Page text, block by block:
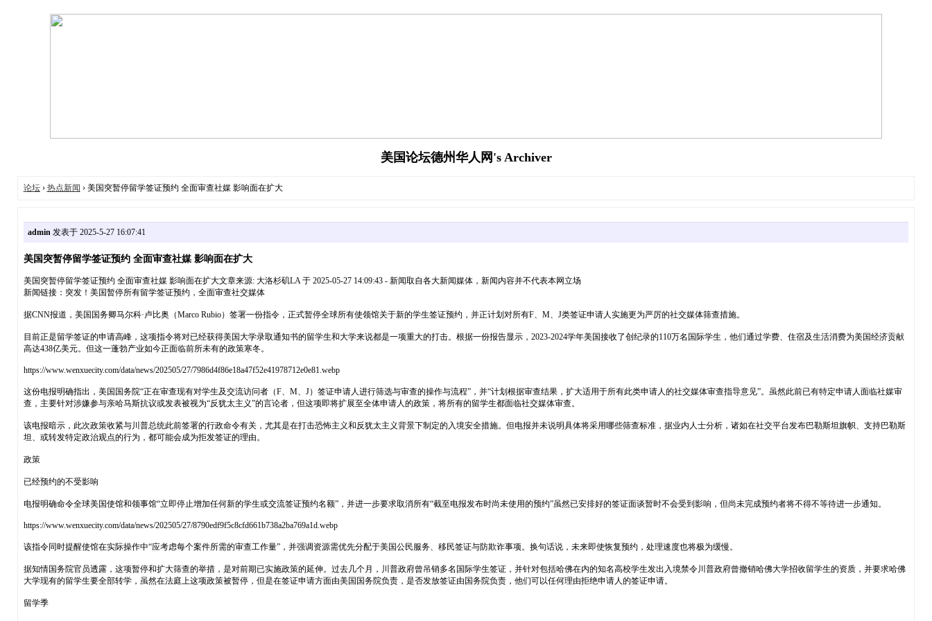
美国论坛德州华人网's Archiver
论坛› 热点新闻 › 美国突暂停留学签证预约 全面审查社媒 影响面在扩大
admin发表于 2025-5-27 16:07:41
美国突暂停留学签证预约 全面审查社媒 影响面在扩大
美国突暂停留学签证预约 全面审查社媒 影响面在扩大文章来源: 大洛杉矶LA 于 2025-05-27 14:09:43 - 新闻取自各大新闻媒体，新闻内容并不代表本网立场
新闻链接：突发！美国暂停所有留学签证预约，全面审查社交媒体
据CNN报道，美国国务卿马尔科·卢比奥（Marco Rubio）签署一份指令，正式暂停全球所有使领馆关于新的学生签证预约，并正计划对所有F、M、J类签证申请人实施更为严厉的社交媒体筛查措施。
目前正是留学签证的申请高峰，这项指令将对已经获得美国大学录取通知书的留学生和大学来说都是一项重大的打击。根据一份报告显示，2023-2024学年美国接收了创纪录的110万名国际学生，他们通过学费、住宿及生活消费为美国经济贡献
高达438亿美元。但这一蓬勃产业如今正面临前所未有的政策寒冬。
https://www.wenxuecity.com/data/news/202505/27/7986d4f86e18a47f52e41978712e0e81.webp
这份电报明确指出，美国国务院“正在审查现有对学生及交流访问者（F、M、J）签证申请人进行筛选与审查的操作与流程”，并“计划根据审查结果，扩大适用于所有此类申请人的社交媒体审查指导意见”。虽然此前已有特定申请人面临社媒审
查，主要针对涉嫌参与亲哈马斯抗议或发表被视为“反犹太主义”的言论者，但这项即将扩展至全体申请人的政策，将所有的留学生都面临社交媒体审查。
该电报暗示，此次政策收紧与川普总统此前签署的行政命令有关，尤其是在打击恐怖主义和反犹太主义背景下制定的入境安全措施。但电报并未说明具体将采用哪些筛查标准，据业内人士分析，诸如在社交平台发布巴勒斯坦旗帜、支持巴勒斯
坦、或转发特定政治观点的行为，都可能会成为拒发签证的理由。
政策
已经预约的不受影响
电报明确命令全球美国使馆和领事馆“立即停止增加任何新的学生或交流签证预约名额”，并进一步要求取消所有“截至电报发布时尚未使用的预约”虽然已安排好的签证面谈暂时不会受到影响，但尚未完成预约者将不得不等待进一步通知。
https://www.wenxuecity.com/data/news/202505/27/8790edf9f5c8cfd661b738a2ba769a1d.webp
该指令同时提醒使馆在实际操作中“应考虑每个案件所需的审查工作量”，并强调资源需优先分配于美国公民服务、移民签证与防欺诈事项。换句话说，未来即使恢复预约，处理速度也将极为缓慢。
据知情国务院官员透露，这项暂停和扩大筛查的举措，是对前期已实施政策的延伸。过去几个月，川普政府曾吊销多名国际学生签证，并针对包括哈佛在内的知名高校学生发出入境禁令川普政府曾撤销哈佛大学招收留学生的资质，并要求哈佛
大学现有的留学生要全部转学，虽然在法庭上这项政策被暂停，但是在签证申请方面由美国国务院负责，是否发放签证由国务院负责，他们可以任何理由拒绝申请人的签证申请。
留学季